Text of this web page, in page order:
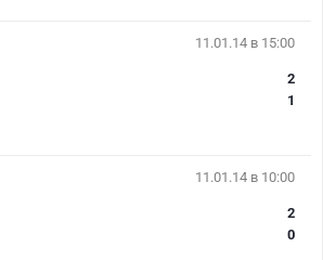
11.01.14 в 15:00
2
1
11.01.14 в 10:00
2
0